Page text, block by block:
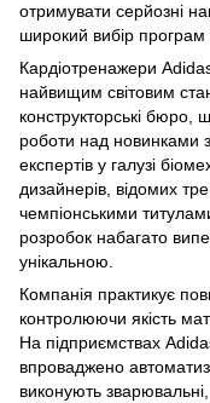
отримувати серйозні
широкий вибір програм
Кардіотренажери
найвищим світовим
конструкторські бюро,
роботи над новинками
експертів у галузі
дизайнерів, відомих
чемпіонськими
розробок набагато
унікальною.
Компанія практикує
контролюючи якість
На підприємствах
впроваджено
виконують